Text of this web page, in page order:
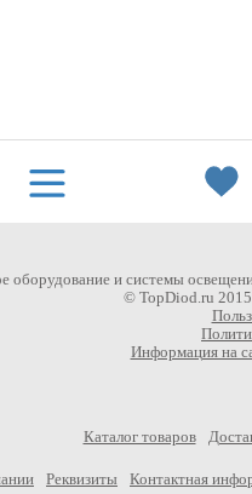
оборудование и системы
© TopDiod.ru
Информация на
Каталог товаров
Реквизиты Контактная